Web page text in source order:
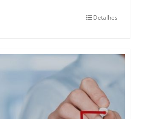
Detalhes